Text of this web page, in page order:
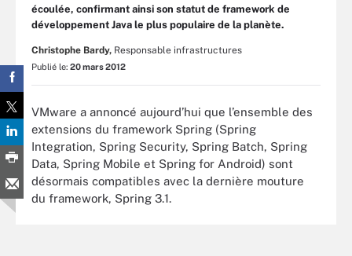
écoulée, confirmant ainsi son statut de framework de
développement Java le plus populaire de la planète.
Christophe Bardy, Responsable infrastructures
Publié le: 20 mars 2012
VMware a annoncé aujourd’hui que l’ensemble des
extensions du framework Spring (Spring
Integration, Spring Security, Spring Batch, Spring
Data, Spring Mobile et Spring for Android) sont
désormais compatibles avec la dernière mouture
du framework, Spring 3.1.